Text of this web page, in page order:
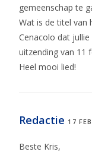
gemeenschap te
Wat is de titel van
Cenacolo dat
uitzending van 11
Heel mooi lied!
Redactie 17
Beste Kris,